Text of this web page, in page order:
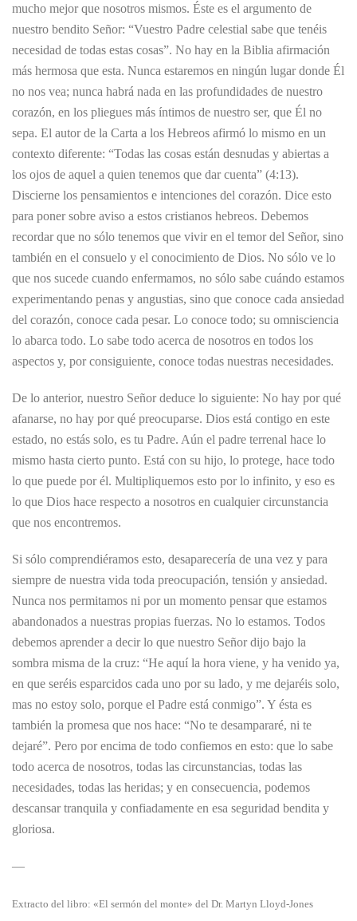
mucho mejor que nosotros mismos. Éste es el argumento de
nuestro bendito Señor: “Vuestro Padre celestial sabe que tenéis
necesidad de todas estas cosas”. No hay en la Biblia afirmación
más hermosa que esta. Nunca estaremos en ningún lugar donde Él
no nos vea; nunca habrá nada en las profundidades de nuestro
corazón, en los pliegues más íntimos de nuestro ser, que Él no
sepa. El autor de la Carta a los Hebreos afirmó lo mismo en un
contexto diferente: “Todas las cosas están desnudas y abiertas a
los ojos de aquel a quien tenemos que dar cuenta” (4:13).
Discierne los pensamientos e intenciones del corazón. Dice esto
para poner sobre aviso a estos cristianos hebreos. Debemos
recordar que no sólo tenemos que vivir en el temor del Señor, sino
también en el consuelo y el conocimiento de Dios. No sólo ve lo
que nos sucede cuando enfermamos, no sólo sabe cuándo estamos
experimentando penas y angustias, sino que conoce cada ansiedad
del corazón, conoce cada pesar. Lo conoce todo; su omnisciencia
lo abarca todo. Lo sabe todo acerca de nosotros en todos los
aspectos y, por consiguiente, conoce todas nuestras necesidades.
De lo anterior, nuestro Señor deduce lo siguiente: No hay por qué
afanarse, no hay por qué preocuparse. Dios está contigo en este
estado, no estás solo, es tu Padre. Aún el padre terrenal hace lo
mismo hasta cierto punto. Está con su hijo, lo protege, hace todo
lo que puede por él. Multipliquemos esto por lo infinito, y eso es
lo que Dios hace respecto a nosotros en cualquier circunstancia
que nos encontremos.
Si sólo comprendiéramos esto, desaparecería de una vez y para
siempre de nuestra vida toda preocupación, tensión y ansiedad.
Nunca nos permitamos ni por un momento pensar que estamos
abandonados a nuestras propias fuerzas. No lo estamos. Todos
debemos aprender a decir lo que nuestro Señor dijo bajo la
sombra misma de la cruz: “He aquí la hora viene, y ha venido ya,
en que seréis esparcidos cada uno por su lado, y me dejaréis solo,
mas no estoy solo, porque el Padre está conmigo”. Y ésta es
también la promesa que nos hace: “No te desampararé, ni te
dejaré”. Pero por encima de todo confiemos en esto: que lo sabe
todo acerca de nosotros, todas las circunstancias, todas las
necesidades, todas las heridas; y en consecuencia, podemos
descansar tranquila y confiadamente en esa seguridad bendita y
gloriosa.
—
Extracto del libro: «El sermón del monte» del Dr. Martyn Lloyd-Jones